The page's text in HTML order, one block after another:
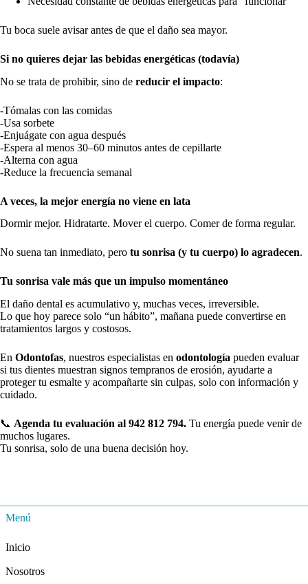
Tu boca suele avisar antes de que el daño sea mayor.
Si no quieres dejar las bebidas energéticas (todavía)
No se trata de prohibir, sino de reducir el impacto:
-Tómalas con las comidas
-Usa sorbete
-Enjuágate con agua después
-Espera al menos 30–60 minutos antes de cepillarte
-Alterna con agua
-Reduce la frecuencia semanal
A veces, la mejor energía no viene en lata
Dormir mejor. Hidratarte. Mover el cuerpo. Comer de forma regular.
No suena tan inmediato, pero tu sonrisa (y tu cuerpo) lo agradecen.
Tu sonrisa vale más que un impulso momentáneo
El daño dental es acumulativo y, muchas veces, irreversible.
Lo que hoy parece solo “un hábito”, mañana puede convertirse en
tratamientos largos y costosos.
En Odontofas, nuestros especialistas en odontología pueden evaluar
si tus dientes muestran signos tempranos de erosión, ayudarte a
proteger tu esmalte y acompañarte sin culpas, solo con información y
cuidado.
📞 Agenda tu evaluación al 942 812 794. Tu energía puede venir de
muchos lugares.
Tu sonrisa, solo de una buena decisión hoy.
Menú
Inicio
Nosotros